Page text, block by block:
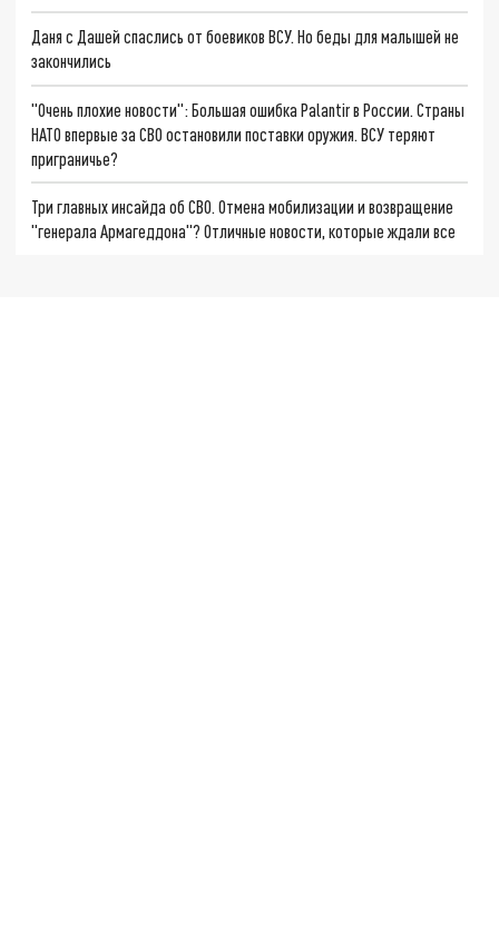
Даня с Дашей спаслись от боевиков ВСУ. Но беды для малышей не
закончились
"Очень плохие новости": Большая ошибка Palantir в России. Страны
НАТО впервые за СВО остановили поставки оружия. ВСУ теряют
приграничье?
Три главных инсайда об СВО. Отмена мобилизации и возвращение
"генерала Армагеддона"? Отличные новости, которые ждали все